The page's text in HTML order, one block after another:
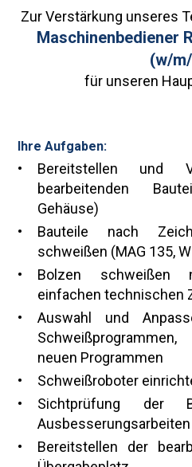
Zur Verstärkung unseres
Maschinenbediener
(w/
für unseren
Ihre Aufgaben:
Bereitstellen und
bearbeitenden
Gehäuse)
Bauteile nach
schweißen (MAG 135,
Bolzen schweißen
einfachen technischen
Auswahl und
neuen Programmen
Schweißroboter
Sichtprüfung der
Bereitstellen der